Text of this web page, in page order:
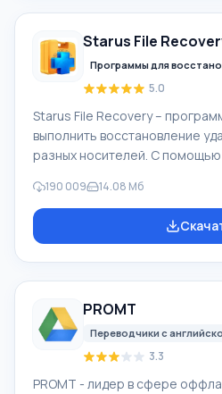
Maker - добавить можно
использовать между
Starus File
Программы для
5.0
Starus File Recovery –
выполнить восстановление
разных носителей. С
разными способами.
мимо Корзины, скрыты под
вредоносного программного
различными устройствами,
дисками, SS
190 009 14.08 Мб
PROMT
Переводчики с
3.3
PROMT - лидер в сфере